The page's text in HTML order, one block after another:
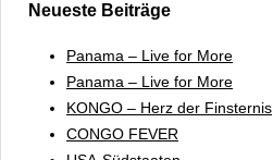
Neueste Beiträge
Panama – Live for More
Panama – Live for More
KONGO – Herz der Finsternis
CONGO FEVER